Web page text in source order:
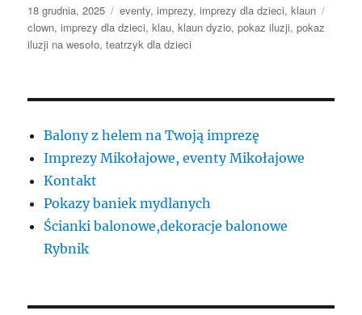
Data
publikacji
18 grudnia, 2025 Kategorie
eventy,imprezy,imprezy dla dzieci,klaun
clown,imprezy dla dzieci,klau,klaun dyzio,pokaz iluzji,pokaz
iluzji na wesoło,teatrzyk dla dzieci
Balony z helem na Twoją imprezę
Imprezy Mikołajowe, eventy Mikołajowe
Kontakt
Pokazy baniek mydlanych
Ścianki balonowe,dekoracje balonowe
Rybnik